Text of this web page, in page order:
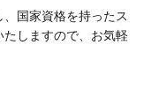
国家資格を持ったス
たしますので、お気軽